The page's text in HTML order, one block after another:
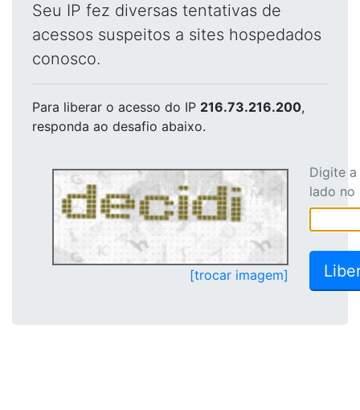
Seu IP fez diversas tentativas de
acessos suspeitos a sites hospedados
conosco.
Para liberar o acesso do IP 216.73.216.200,
responda ao desafio abaixo.
[trocar imagem]
Digite
lado no